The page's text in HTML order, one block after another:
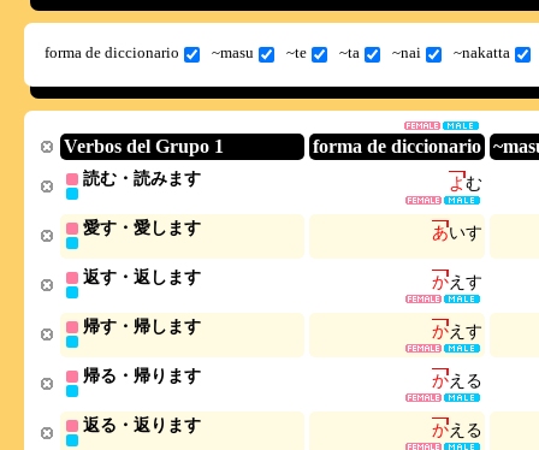
forma de diccionario ~masu ~te ~ta ~nai ~nakatta
Verbos del Grupo 1 forma de diccionario
読む・読みます よむ
愛す・愛します あいす
返す・返します かえ す
帰す・帰します かえ す
帰る・帰ります かえ る
返る・返ります かえ る